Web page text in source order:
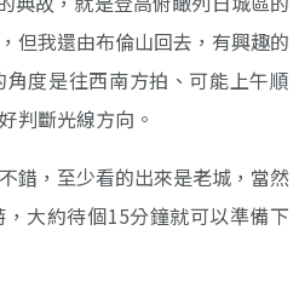
但我還由布倫山回去，有興趣的
度是往西南方拍、可能上午順
判斷光線方向。
錯，至少看的出來是老城，當然
大約待個15分鐘就可以準備下